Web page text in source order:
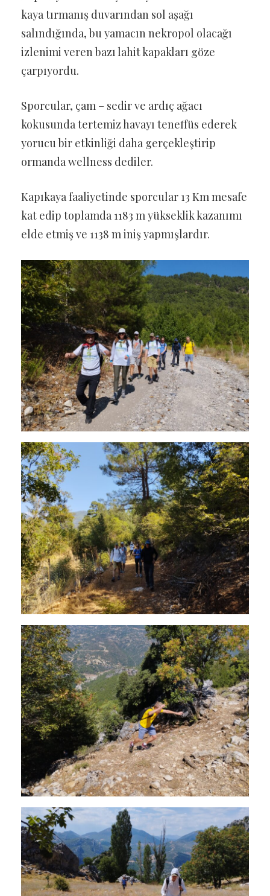
kaya tırmanış duvarından sol aşağı
salındığında, bu yamacın nekropol olacağı
izlenimi veren bazı lahit kapakları göze
çarpıyordu.
Sporcular, çam – sedir ve ardıç ağacı
kokusunda tertemiz havayı teneffüs ederek
yorucu bir etkinliği daha gerçekleştirip
ormanda wellness dediler.
Kapıkaya faaliyetinde sporcular 13 Km mesafe
kat edip toplamda 1183 m yükseklik kazanımı
elde etmiş ve 1138 m iniş yapmışlardır.